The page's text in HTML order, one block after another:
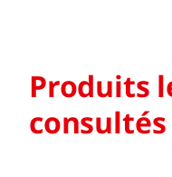
Produits
consultés